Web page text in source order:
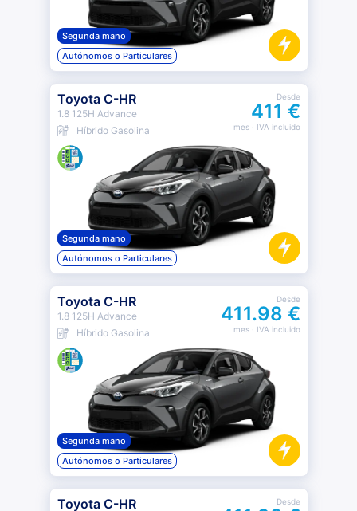
Segunda mano
Autónomos o Particulares
Toyota C-HR
1.8 125H Advance
Híbrido Gasolina
Desde
411 €
mes· IVA incluido
Segunda mano
Autónomos o Particulares
Toyota C-HR
1.8 125H Advance
Híbrido Gasolina
Desde
411.98 €
mes· IVA incluido
Segunda mano
Autónomos o Particulares
Toyota C-HR Desde